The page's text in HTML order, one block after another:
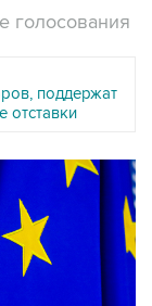
голосования
поддержат
отставки